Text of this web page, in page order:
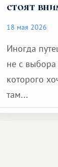
стоят
18 мая 2026
Иногда
не с выбора
которого
там...